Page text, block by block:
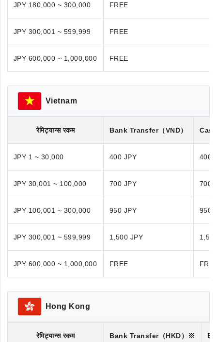
JPY 180,000 ~ 300,000 FREE
JPY 300,001 ~ 599,999 FREE
JPY 600,000 ~ 1,000,000 FREE
Vietnam
रेमिट्यान्स रकम Bank Transfer（VND）
JPY 1 ~ 30,000 400 JPY 400
JPY 30,001 ~ 100,000 700 JPY 700
JPY 100,001 ~ 300,000 950 JPY 950
JPY 300,001 ~ 599,999 1,500 JPY
JPY 600,000 ~ 1,000,000 FREE
Hong Kong
रेमिट्यान्स रकम Bank Transfer（HKD）※